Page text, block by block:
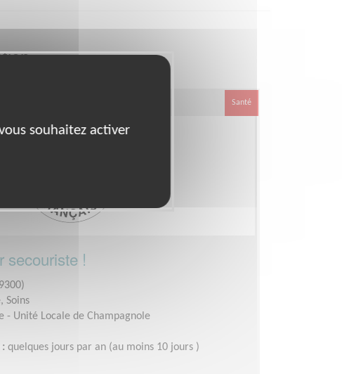
Santé
secouriste !
Soins
- Unité Locale de Champagnole
quelques jours par an (au moins 10 jours )
souhaitez activer